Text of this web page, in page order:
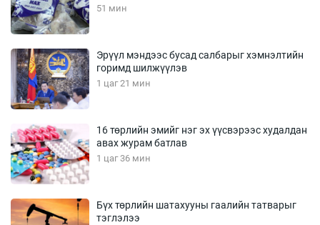
51 мин
Эрүүл мэндээс бусад салбарыг хэмнэлтийн
горимд шилжүүлэв
1 цаг 21 мин
16 төрлийн эмийг нэг эх үүсвэрээс худалдан
авах журам батлав
1 цаг 36 мин
Бүх төрлийн шатахууны гаалийн татварыг
тэглэлээ